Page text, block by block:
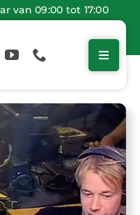
van 09:00 tot 17:00